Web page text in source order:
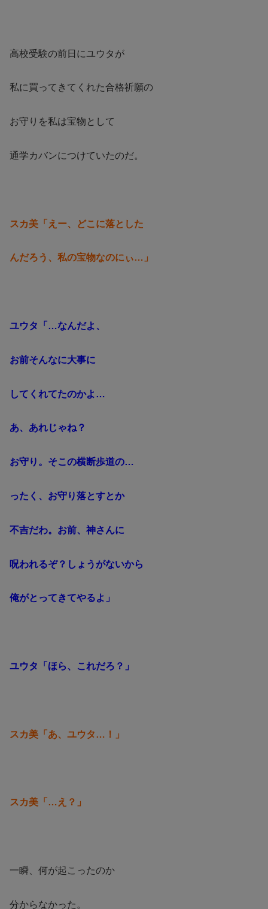
高校受験の前日にユウタが
私に買ってきてくれた合格祈願の
お守りを私は宝物として
通学カバンにつけていたのだ。
スカ美「えー、どこに落とした
んだろう、私の宝物なのにぃ…」
ユウタ「…なんだよ、
お前そんなに大事に
してくれてたのかよ…
あ、あれじゃね？
お守り。そこの横断歩道の…
ったく、お守り落とすとか
不吉だわ。お前、神さんに
呪われるぞ？しょうがないから
俺がとってきてやるよ」
ユウタ「ほら、これだろ？」
スカ美「あ、ユウタ…！」
スカ美「…え？」
一瞬、何が起こったのか
分からなかった。